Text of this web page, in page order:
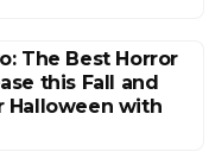
The Best Horror
this Fall and
Halloween with